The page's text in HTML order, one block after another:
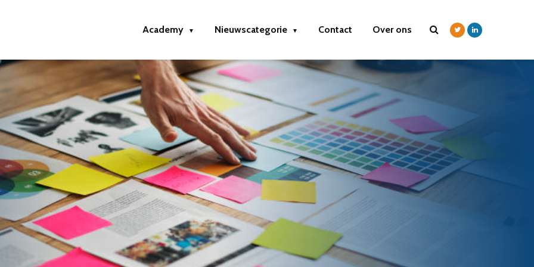
Academy ▼ Nieuwscategorie ▼ Contact Over ons